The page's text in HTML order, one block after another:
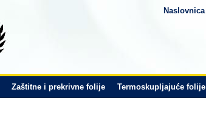
Naslovnica
Zaštitne i prekrivne folije Termoskupljajuće folije